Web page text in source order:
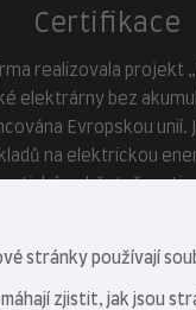
Certifikace
realizovala projekt
elektrárny bez
Evropskou unií.
na elektrickou
stránky používají
zjistit, jak jsou